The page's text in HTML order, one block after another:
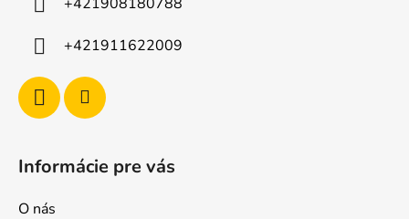
+421911622009
Informácie pre vás
O nás